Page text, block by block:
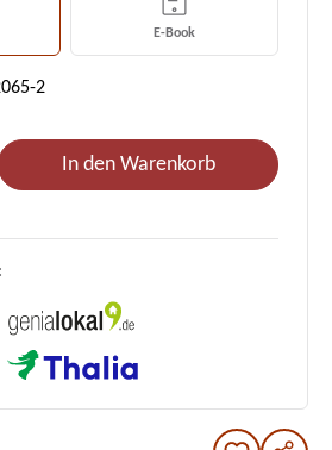
E-Book
2
Gib den gewünschten
In den Warenkorb